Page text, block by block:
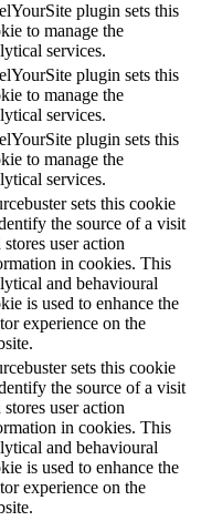
plugin sets this
to manage the
services.
plugin sets this
to manage the
services.
plugin sets this
to manage the
services.
sets this cookie
the source of a visit
stores user action
in cookies. This
and behavioural
is used to enhance the
experience on the
sets this cookie
the source of a visit
stores user action
in cookies. This
and behavioural
is used to enhance the
experience on the